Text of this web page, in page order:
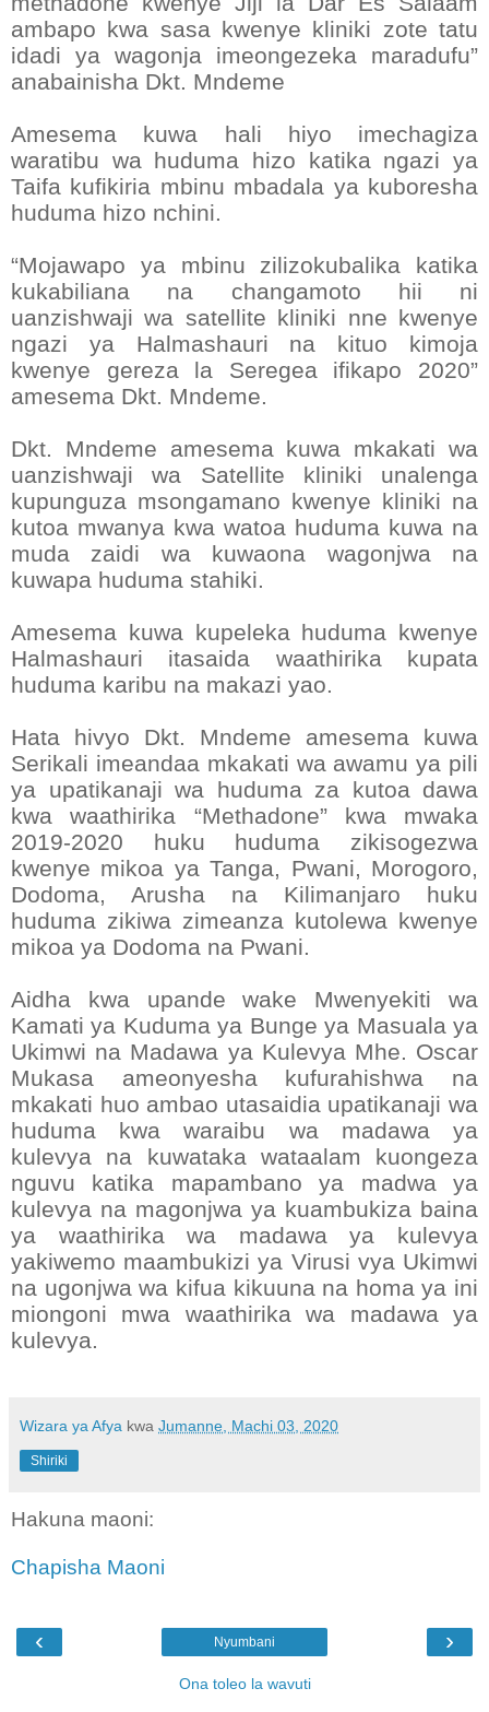
ambapo kwa sasa kwenye kliniki zote tatu
idadi ya wagonja imeongezeka maradufu”
anabainisha Dkt. Mndeme
Amesema kuwa hali hiyo imechagiza
waratibu wa huduma hizo katika ngazi ya
Taifa kufikiria mbinu mbadala ya kuboresha
huduma hizo nchini.
“Mojawapo ya mbinu zilizokubalika katika
kukabiliana na changamoto hii ni
uanzishwaji wa satellite kliniki nne kwenye
ngazi ya Halmashauri na kituo kimoja
kwenye gereza la Seregea ifikapo 2020”
amesema Dkt. Mndeme.
Dkt. Mndeme amesema kuwa mkakati wa
uanzishwaji wa Satellite kliniki unalenga
kupunguza msongamano kwenye kliniki na
kutoa mwanya kwa watoa huduma kuwa na
muda zaidi wa kuwaona wagonjwa na
kuwapa huduma stahiki.
Amesema kuwa kupeleka huduma kwenye
Halmashauri itasaida waathirika kupata
huduma karibu na makazi yao.
Hata hivyo Dkt. Mndeme amesema kuwa
Serikali imeandaa mkakati wa awamu ya pili
ya upatikanaji wa huduma za kutoa dawa
kwa waathirika “Methadone” kwa mwaka
2019-2020 huku huduma zikisogezwa
kwenye mikoa ya Tanga, Pwani, Morogoro,
Dodoma, Arusha na Kilimanjaro huku
huduma zikiwa zimeanza kutolewa kwenye
mikoa ya Dodoma na Pwani.
Aidha kwa upande wake Mwenyekiti wa
Kamati ya Kuduma ya Bunge ya Masuala ya
Ukimwi na Madawa ya Kulevya Mhe. Oscar
Mukasa ameonyesha kufurahishwa na
mkakati huo ambao utasaidia upatikanaji wa
huduma kwa waraibu wa madawa ya
kulevya na kuwataka wataalam kuongeza
nguvu katika mapambano ya madwa ya
kulevya na magonjwa ya kuambukiza baina
ya waathirika wa madawa ya kulevya
yakiwemo maambukizi ya Virusi vya Ukimwi
na ugonjwa wa kifua kikuuna na homa ya ini
miongoni mwa waathirika wa madawa ya
kulevya.
Wizara ya Afya kwa Jumanne, Machi 03, 2020
Shiriki
Hakuna maoni:
Chapisha Maoni
‹ ›
Nyumbani
Ona toleo la wavuti